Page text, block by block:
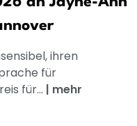
ihren
für
für... | mehr